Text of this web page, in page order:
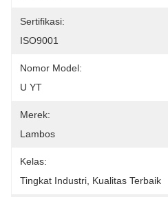
Sertifikasi:
ISO9001
Nomor Model:
U YT
Merek:
Lambos
Kelas:
Tingkat Industri, Kualitas Terbaik